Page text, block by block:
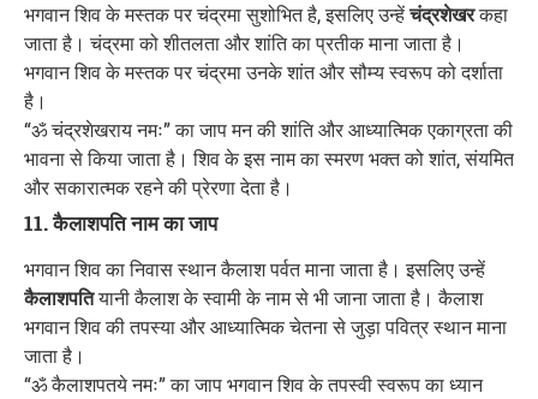
भगवान शिव के मस्तक पर चंद्रमा सुशोभित है, इसलिए उन्हेंचंद्रशेखरकहा
जाता है। चंद्रमा को शीतलता और शांति का प्रतीक माना जाता है।
भगवान शिव के मस्तक पर चंद्रमा उनके शांत और सौम्य स्वरूप को दर्शाता
है।
“ॐ चंद्रशेखराय नमः” का जाप मन की शांति और आध्यात्मिक एकाग्रता की
भावना से किया जाता है। शिव के इस नाम का स्मरण भक्त को शांत, संयमित
और सकारात्मक रहने की प्रेरणा देता है।
11. कैलाशपति नाम का जाप
भगवान शिव का निवास स्थान कैलाश पर्वत माना जाता है। इसलिए उन्हें
कैलाशपतियानी कैलाश के स्वामी के नाम से भी जाना जाता है। कैलाश
भगवान शिव की तपस्या और आध्यात्मिक चेतना से जुड़ा पवित्र स्थान माना
जाता है।
“ॐ कैलाशपतये नमः” का जाप भगवान शिव के तपस्वी स्वरूप का ध्यान